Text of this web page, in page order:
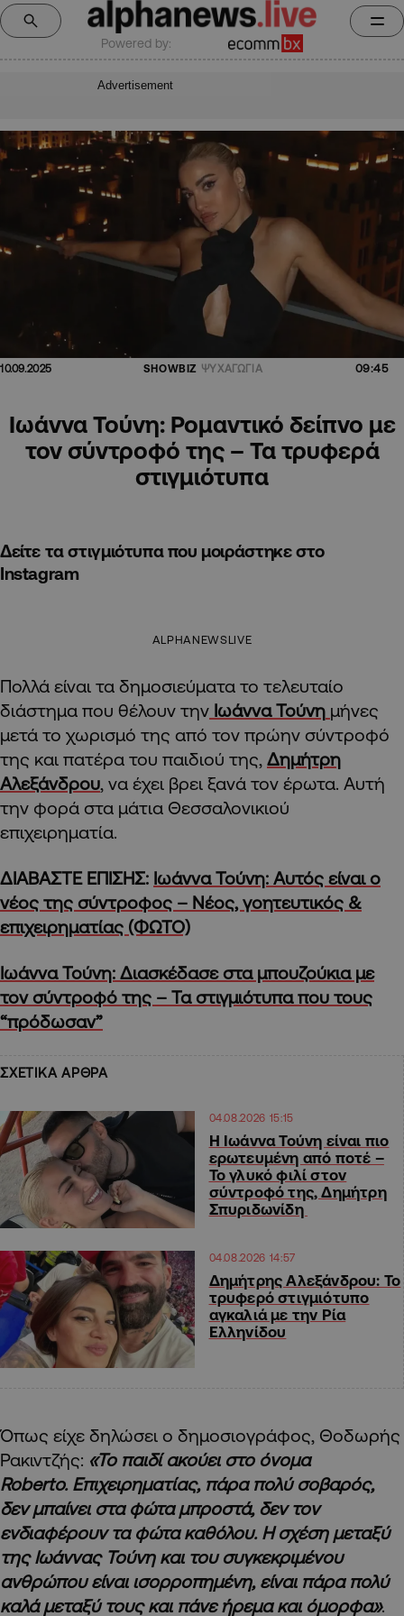
Powered by:
Advertisement
10.09.2025 SHOWBIZ ΨΥΧΑΓΩΓΙΑ 09:45
Ιωάννα Τούνη: Ρομαντικό δείπνο με
τον σύντροφό της – Τα τρυφερά
στιγμιότυπα
Δείτε τα στιγμιότυπα που μοιράστηκε στο
Instagram
ALPHANEWSLIVE
Πολλά είναι τα δημοσιεύματα το τελευταίο
διάστημα που θέλουν την Ιωάννα Τούνη μήνες
μετά το χωρισμό της από τον πρώην σύντροφό
της και πατέρα του παιδιού της, Δημήτρη
Αλεξάνδρου, να έχει βρει ξανά τον έρωτα. Αυτή
την φορά στα μάτια Θεσσαλονικιού
επιχειρηματία.
ΔΙΑΒΑΣΤΕ ΕΠΙΣΗΣ: Ιωάννα Τούνη: Αυτός είναι ο
νέος της σύντροφος – Νέος, γοητευτικός &
επιχειρηματίας (ΦΩΤΟ)
Ιωάννα Τούνη: Διασκέδασε στα μπουζούκια με
τον σύντροφό της – Τα στιγμιότυπα που τους
“πρόδωσαν”
ΣΧΕΤΙΚΑ ΑΡΘΡΑ
04.08.2026 15:15
H Ιωάννα Τούνη είναι πιο
ερωτευμένη από ποτέ –
Το γλυκό φιλί στον
σύντροφό της, Δημήτρη
Σπυριδωνίδη
04.08.2026 14:57
Δημήτρης Αλεξάνδρου: To
τρυφερό στιγμιότυπο
αγκαλιά με την Ρία
Ελληνίδου
Όπως είχε δηλώσει ο δημοσιογράφος, Θοδωρής
Ρακιντζής: «Το παιδί ακούει στο όνομα
Roberto. Επιχειρηματίας, πάρα πολύ σοβαρός,
δεν μπαίνει στα φώτα μπροστά, δεν τον
ενδιαφέρουν τα φώτα καθόλου. Η σχέση μεταξύ
της Ιωάννας Τούνη και του συγκεκριμένου
ανθρώπου είναι ισορροπημένη, είναι πάρα πολύ
καλά μεταξύ τους και πάνε ήρεμα και όμορφα».